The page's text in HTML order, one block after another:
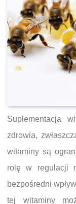
Suplementacja
zdrowia,
witaminy są
rolę w regulacji
bezpośredni
tej witaminy